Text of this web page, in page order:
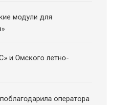
модули для
и Омского летно-
оператора